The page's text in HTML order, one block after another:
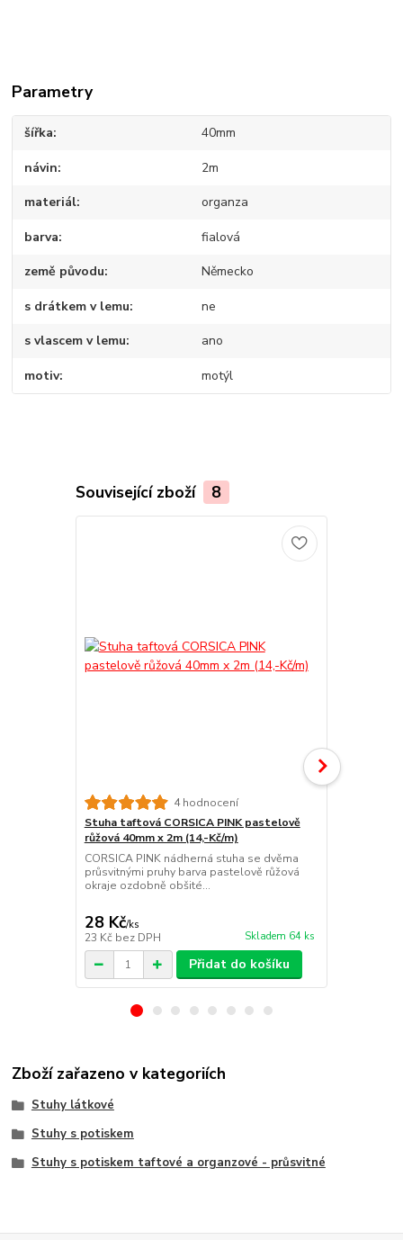
Parametry
šířka 40mm
návin 2m
materiál organza
barva fialová
země původu Německo
s drátkem v lemu ne
s vlascem v lemu ano
motiv motýl
Související zboží 8
4 hodnocení
Stuha taftová CORSICA PINK pastelově
růžová 40mm x 2m (14,-Kč/m)
CORSICA PINK nádherná stuha se dvěma
průsvitnými pruhy barva pastelově růžová
okraje ozdobně obšité...
28 Kč/ks
23 Kč bez DPH Skladem 64 ks
Přidat do košíku
Zboží zařazeno v kategoriích
Stuhy látkové
Stuhy s potiskem
Stuhy s potiskem taftové a organzové - průsvitné